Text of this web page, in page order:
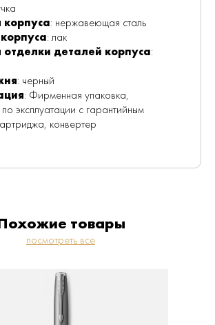
: нержавеющая сталь
: лак
деталей корпуса:
: черный
: Фирменная упаковка,
эксплуатации с гарантийным
конвертер
товары
посмотреть все